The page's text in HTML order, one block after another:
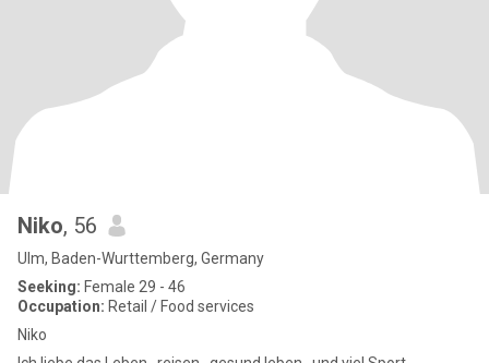
Niko, 56
Ulm, Baden-Wurttemberg, Germany
Seeking: Female 29 - 46
Occupation: Retail / Food services
Niko